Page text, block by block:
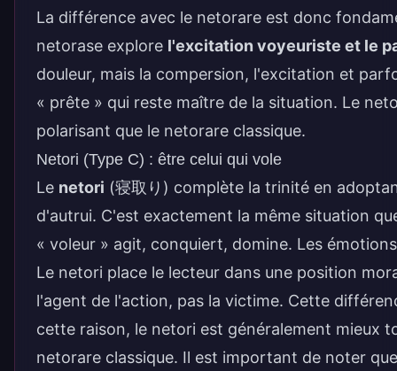
La différence avec le netorare est donc
netorase explore l'excitation voyeuriste et le
douleur, mais la compersion, l'excitation et
« prête » qui reste maître de la situation. Le
polarisant que le netorare classique.
Netori (Type C) : être celui qui vole
Le netori (寝取り ) complète la trinité en
d'autrui. C'est exactement la même situation
« voleur » agit, conquiert, domine. Les
Le netori place le lecteur dans une position
l'agent de l'action, pas la victime. Cette
cette raison, le netori est généralement mieux
netorare classique. Il est important de noter